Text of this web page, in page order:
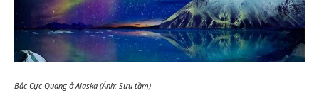
Bắc Cực Quang ở Alaska (Ảnh: Sưu tầm)